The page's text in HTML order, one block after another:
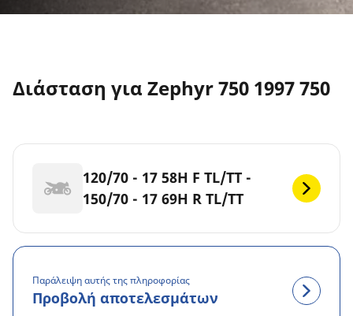
Διάσταση για Zephyr 750 1997 750
120/70 - 17 58H F TL/TT -
150/70 - 17 69H R TL/TT
Παράλειψη αυτής της πληροφορίας
Προβολή αποτελεσμάτων